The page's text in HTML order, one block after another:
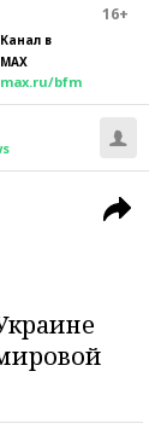
16+
Канал в
MAX
max.ru/bfm